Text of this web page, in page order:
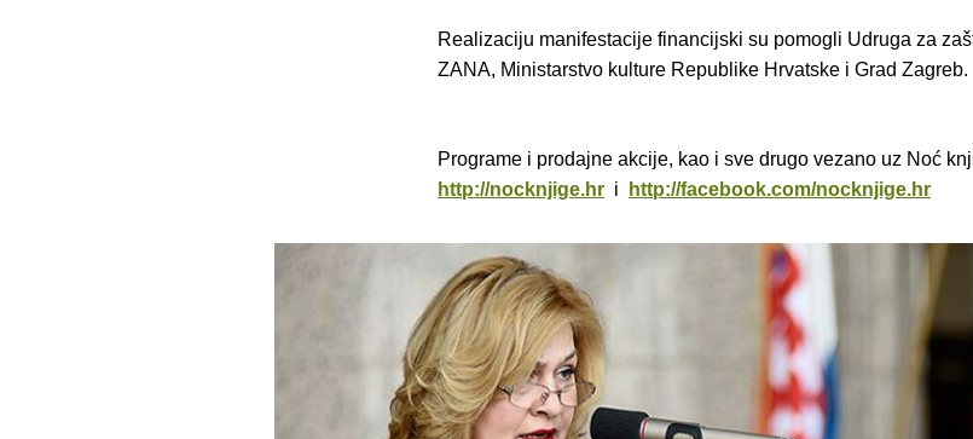
Realizaciju manifestacije financijski su pomogli Udruga za
ZANA, Ministarstvo kulture Republike Hrvatske i Grad Zagreb.
Programe i prodajne akcije, kao i sve drugo vezano uz Noć
http://nocknjige.hr i http://facebook.com/nocknjige.hr